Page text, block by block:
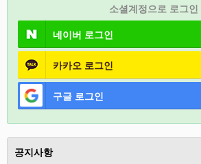
인천
소셜계정으로 로그인
네이버 로그인
카카오 로그인
구글 로그인
공지사항